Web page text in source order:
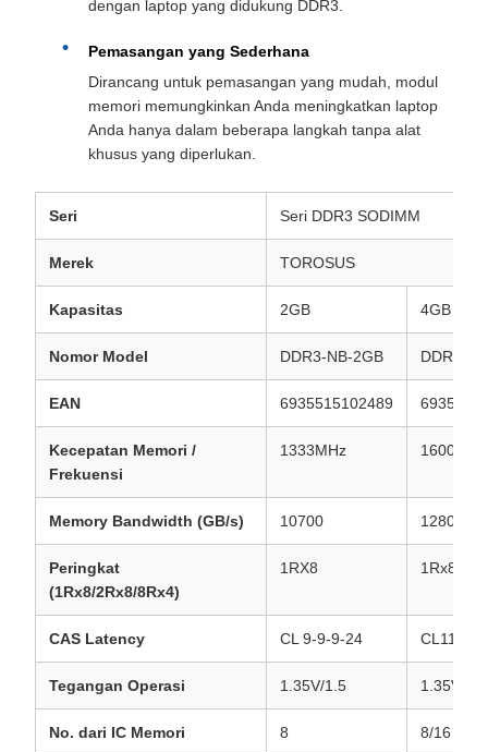
dengan laptop yang didukung DDR3.
Pemasangan yang Sederhana
Dirancang untuk pemasangan yang mudah, modul
memori memungkinkan Anda meningkatkan laptop
Anda hanya dalam beberapa langkah tanpa alat
khusus yang diperlukan.
Seri Seri DDR3 SODIMM
Merek TOROSUS
Kapasitas 2GB 4GB
Nomor Model DDR3-NB-2GB DDR3-
EAN 6935515102489
Kecepatan Memori /
Frekuensi
1333MHz 1600MHz
Memory Bandwidth (GB/s) 10700 12800
Peringkat
(1Rx8/2Rx8/8Rx4)
1RX8 1Rx8/
CAS Latency CL 9-9-9-24 CL11-11-
Tegangan Operasi 1.35V/1.5 1.35V/1.5
No. dari IC Memori 8 8/16